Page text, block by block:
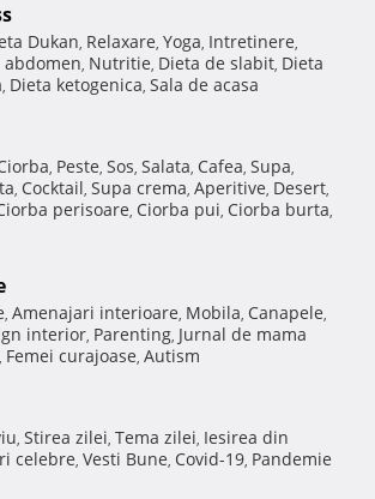
Dukan, Relaxare, Yoga, Intretinere,
abdomen, Nutritie, Dieta de slabit, Dieta
, Dieta ketogenica, Sala de acasa
, Peste, Sos, Salata, Cafea, Supa,
, Cocktail, Supa crema, Aperitive, Desert,
perisoare, Ciorba pui, Ciorba burta,
, Amenajari interioare, Mobila, Canapele,
interior, Parenting, Jurnal de mama
, Femei curajoase, Autism
, Stirea zilei, Tema zilei, Iesirea din
celebre, Vesti Bune, Covid-19, Pandemie